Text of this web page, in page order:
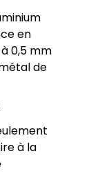
en
0,5 mm
de
à la